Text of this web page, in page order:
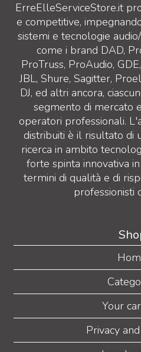
ErreElleServiceStore.it
e competitive,
sistemi e tecnologie
come i brand DAD,
ProTruss, ProAudio,
JBL, Shure, Sagitter,
DJ, ed altri ancora,
segmento di mercato
operatori professionali.
distribuiti è il risultato di
ricerca in ambito
forte spinta innovativa
termini di qualità e di
professionisti
Your
Privacy